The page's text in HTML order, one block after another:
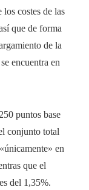
costes de las
que de forma
de la
encuentra en
puntos base
conjunto total
en
que el
del 1,35%.